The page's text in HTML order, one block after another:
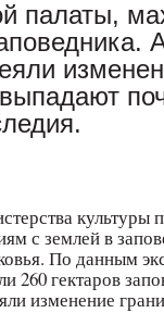
палаты,
культуры
с землей в
По данным
260 гектаров
изменение